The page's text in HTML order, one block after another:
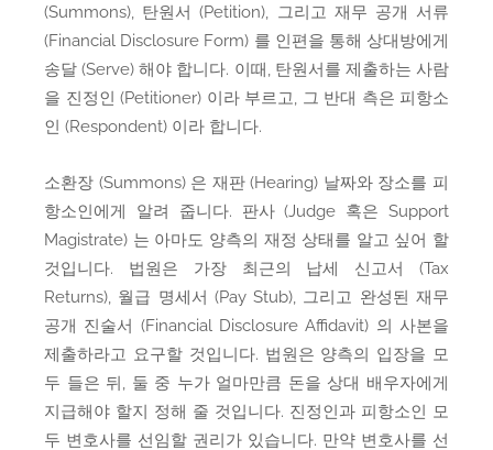
(Summons), 탄원서 (Petition), 그리고 재무 공개 서류
(Financial Disclosure Form) 를 인편을 통해 상대방에게
송달 (Serve) 해야 합니다. 이때, 탄원서를 제출하는 사람
을 진정인 (Petitioner) 이라 부르고, 그 반대 측은 피항소
인 (Respondent) 이라 합니다.
소환장 (Summons) 은 재판 (Hearing) 날짜와 장소를 피
항소인에게 알려 줍니다. 판사 (Judge 혹은 Support
Magistrate) 는 아마도 양측의 재정 상태를 알고 싶어 할
것입니다. 법원은 가장 최근의 납세 신고서 (Tax
Returns), 월급 명세서 (Pay Stub), 그리고 완성된 재무
공개 진술서 (Financial Disclosure Affidavit) 의 사본을
제출하라고 요구할 것입니다. 법원은 양측의 입장을 모
두 들은 뒤, 둘 중 누가 얼마만큼 돈을 상대 배우자에게
지급해야 할지 정해 줄 것입니다. 진정인과 피항소인 모
두 변호사를 선임할 권리가 있습니다. 만약 변호사를 선